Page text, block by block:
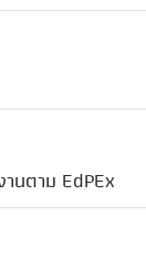
นตาม EdPEx